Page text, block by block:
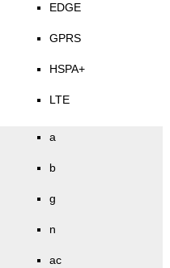
EDGE
GPRS
HSPA+
LTE
a
b
g
n
ac